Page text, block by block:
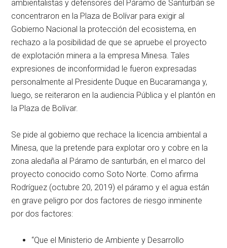
ambientalistas y defensores del Páramo de Santurbán se
concentraron en la Plaza de Bolívar para exigir al
Gobierno Nacional la protección del ecosistema, en
rechazo a la posibilidad de que se apruebe el proyecto
de explotación minera a la empresa Minesa. Tales
expresiones de inconformidad le fueron expresadas
personalmente al Presidente Duque en Bucaramanga y,
luego, se reiteraron en la audiencia Pública y el plantón en
la Plaza de Bolívar.
Se pide al gobierno que rechace la licencia ambiental a
Minesa, que la pretende para explotar oro y cobre en la
zona aledaña al Páramo de santurbán, en el marco del
proyecto conocido como Soto Norte. Como afirma
Rodríguez (octubre 20, 2019) el páramo y el agua están
en grave peligro por dos factores de riesgo inminente
por dos factores:
“Que el Ministerio de Ambiente y Desarrollo